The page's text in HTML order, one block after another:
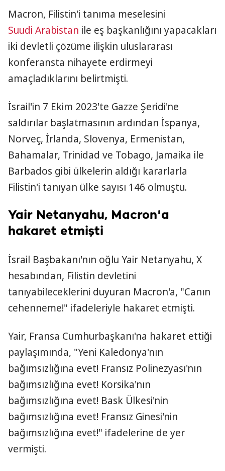
Macron, Filistin'i tanıma meselesini
Suudi Arabistan ile eş başkanlığını yapacakları
iki devletli çözüme ilişkin uluslararası
konferansta nihayete erdirmeyi
amaçladıklarını belirtmişti.
İsrail'in 7 Ekim 2023'te Gazze Şeridi'ne
saldırılar başlatmasının ardından İspanya,
Norveç, İrlanda, Slovenya, Ermenistan,
Bahamalar, Trinidad ve Tobago, Jamaika ile
Barbados gibi ülkelerin aldığı kararlarla
Filistin'i tanıyan ülke sayısı 146 olmuştu.
Yair Netanyahu, Macron'a
hakaret etmişti
İsrail Başbakanı'nın oğlu Yair Netanyahu, X
hesabından, Filistin devletini
tanıyabileceklerini duyuran Macron'a, "Canın
cehenneme!" ifadeleriyle hakaret etmişti.
Yair, Fransa Cumhurbaşkanı'na hakaret ettiği
paylaşımında, "Yeni Kaledonya'nın
bağımsızlığına evet! Fransız Polinezyası'nın
bağımsızlığına evet! Korsika'nın
bağımsızlığına evet! Bask Ülkesi'nin
bağımsızlığına evet! Fransız Ginesi'nin
bağımsızlığına evet!" ifadelerine de yer
vermişti.